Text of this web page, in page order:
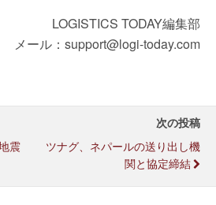
LOGISTICS TODAY編集部
メール：support@logi-today.com
震
次の投稿
ツナグ、ネパールの送り出し機
関と協定締結